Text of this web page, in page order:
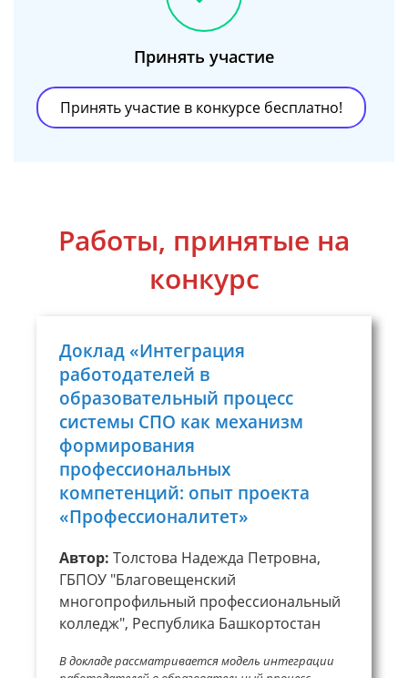
Принять участие
Принять участие в конкурсе бесплатно!
Работы, принятые на
конкурс
Доклад «Интеграция
работодателей в
образовательный процесс
системы СПО как механизм
формирования
профессиональных
компетенций: опыт проекта
«Профессионалитет»
Автор: Толстова Надежда Петровна,
ГБПОУ "Благовещенский
многопрофильный профессиональный
колледж", Республика Башкортостан
В докладе рассматривается модель интеграции